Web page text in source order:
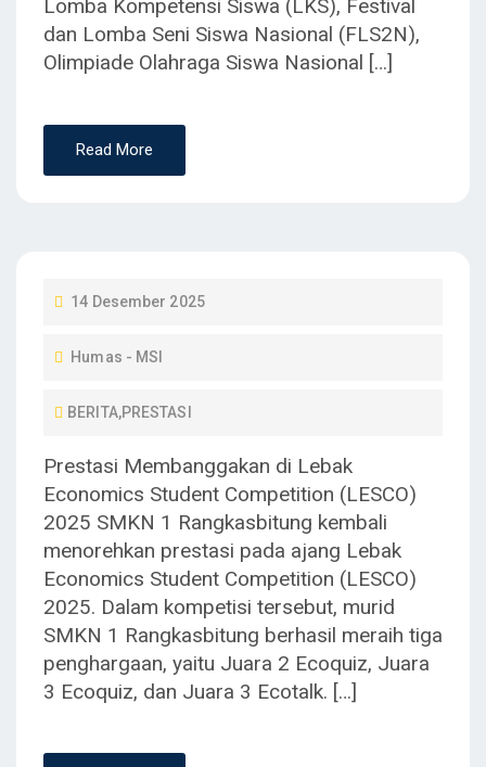
Lomba Kompetensi Siswa (LKS), Festival
dan Lomba Seni Siswa Nasional (FLS2N),
Olimpiade Olahraga Siswa Nasional […]
Read More
P
S
E
N
14 Desember 2025
Humas - MSI
BERITA,PRESTASI
Prestasi Membanggakan di Lebak
Economics Student Competition (LESCO)
2025 SMKN 1 Rangkasbitung kembali
menorehkan prestasi pada ajang Lebak
Economics Student Competition (LESCO)
2025. Dalam kompetisi tersebut, murid
SMKN 1 Rangkasbitung berhasil meraih tiga
penghargaan, yaitu Juara 2 Ecoquiz, Juara
3 Ecoquiz, dan Juara 3 Ecotalk. […]